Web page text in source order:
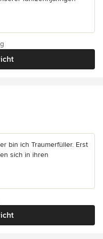
5 Sternen
bin ich Traumerfüller. Erst
sich in ihren